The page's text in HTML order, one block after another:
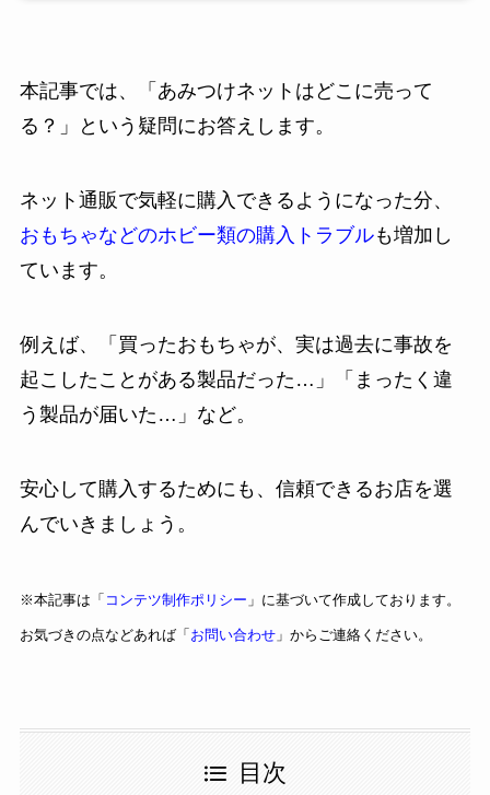
本記事では、「あみつけネットはどこに売って
る？」という疑問にお答えします。
ネット通販で気軽に購入できるようになった分、
おもちゃなどのホビー類の購入トラブルも増加し
ています。
例えば、「買ったおもちゃが、実は過去に事故を
起こしたことがある製品だった…」「まったく違
う製品が届いた…」など。
安心して購入するためにも、信頼できるお店を選
んでいきましょう。
※本記事は「 コンテツ制作ポリシー 」に基づいて作成しております。
お気づきの点などあれば「お問い合わせ」からご連絡ください。
目次